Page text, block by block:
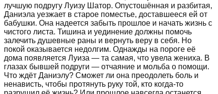
лучшую подругу Луизу Шатор. Опустошённая и разбитая,
Даниэла уезжает в старое поместье, доставшееся ей от
бабушки. Она надеется забыть прошлое и начать жизнь с
чистого листа. Тишина и уединение должны помочь
залечить душевные раны и вернуть веру в себя. Но
покой оказывается недолгим. Однажды на пороге её
дома появляется Луиза — та самая, что увела жениха. В
глазах бывшей подруги — отчаяние и мольба о помощи.
Что ждёт Даниэлу? Сможет ли она преодолеть боль и
ненависть, чтобы протянуть руку той, кто когда-то